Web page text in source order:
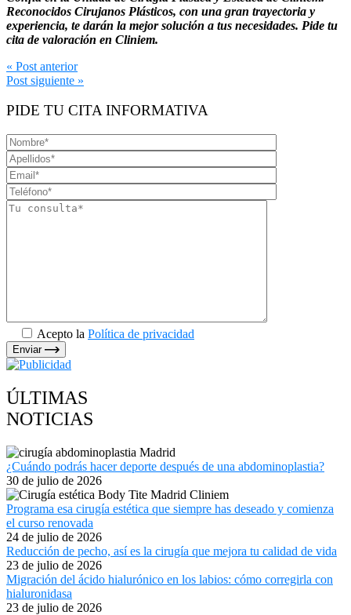
Reconocidos Cirujanos Plásticos, con una gran trayectoria y
experiencia, te darán la mejor solución a tus necesidades. Pide tu
cita de valoración en Cliniem.
Navegación
de
entradas
« Post anterior
Post siguiente »
PIDE TU CITA INFORMATIVA
Acepto la Política de privacidad
Enviar
ÚLTIMAS
NOTICIAS
¿Cuándo podrás hacer deporte después de una abdominoplastia?
30 de julio de 2026
Programa esa cirugía estética que siempre has deseado y comienza
el curso renovada
24 de julio de 2026
Reducción de pecho, así es la cirugía que mejora tu calidad de vida
23 de julio de 2026
Migración del ácido hialurónico en los labios: cómo corregirla con
hialuronidasa
23 de julio de 2026